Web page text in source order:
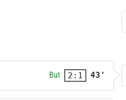
But 2:1 43'